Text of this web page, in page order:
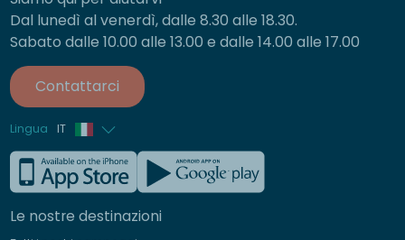
Dal lunedì al venerdì, dalle 8.30 alle 18.30.
Sabato dalle 10.00 alle 13.00 e dalle 14.00 alle 17.00
Contattarci
Lingua IT
Francese
Inglese
Tedesco
Le nostre destinazioni